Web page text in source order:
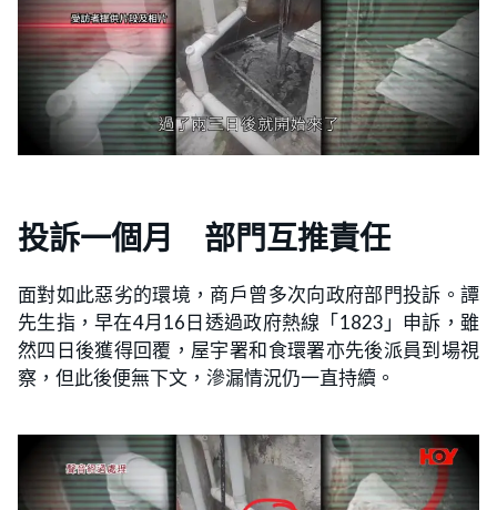
投訴一個月 部門互推責任
面對如此惡劣的環境，商戶曾多次向政府部門投訴。譚
先生指，早在4月16日透過政府熱線「1823」申訴，雖
然四日後獲得回覆，屋宇署和食環署亦先後派員到場視
察，但此後便無下文，滲漏情況仍一直持續。